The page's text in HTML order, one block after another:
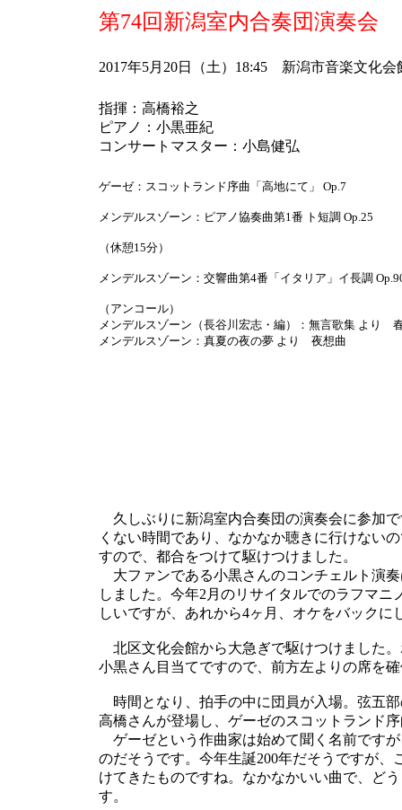
第74回新潟室内合奏団演奏会
2017年5月20日（土）18:45 新潟市音楽文化会
指揮：高橋裕之
ピアノ：小黒亜紀
コンサートマスター：小島健弘
ゲーゼ：スコットランド序曲「高地にて」 Op.7
メンデルスゾーン：ピアノ協奏曲第1番 ト短調 Op.25
（休憩15分）
メンデルスゾーン：交響曲第4番「イタリア」イ長調
（アンコール）
メンデルスゾーン（長谷川宏志・編）：無言歌集 より
メンデルスゾーン：真夏の夜の夢 より 夜想曲
久しぶりに新潟室内合奏団の演奏会に参加
くない時間であり、なかなか聴きに行けない
すので、都合をつけて駆けつけました。
大ファンである小黒さんのコンチェルト演
しました。今年2月のリサイタルでのラフマ
しいですが、あれから4ヶ月、オケをバック
北区文化会館から大急ぎで駆けつけました
小黒さん目当てですので、前方左よりの席を
時間となり、拍手の中に団員が入場。弦五
高橋さんが登場し、ゲーゼのスコットランド
ゲーゼという作曲家は始めて聞く名前です
のだそうです。今年生誕200年だそうですが
けてきたものですね。なかなかいい曲で、ど
す。